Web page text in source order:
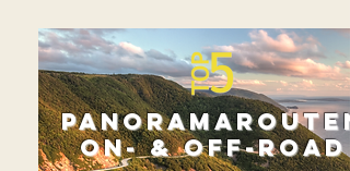
panoramaROUTEN
on- & off-road